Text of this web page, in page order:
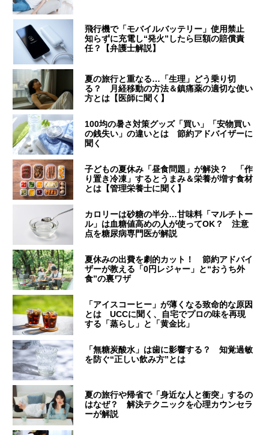
飛行機で「モバイルバッテリー」使用禁止
知らずに充電し“発火”したら巨額の賠償責
任？【弁護士解説】
夏の旅行と重なる…「生理」どう乗り切
る？ 月経移動の方法＆鎮痛薬の適切な使い
方とは【医師に聞く】
100均の暑さ対策グッズ「買い」「安物買い
の銭失い」の違いとは 節約アドバイザーに
聞く
子どもの夏休み「昼食問題」が解決？ 「作
り置き冷凍」するとうまみ＆栄養が増す食材
とは【管理栄養士に聞く】
カロリーは砂糖の半分…甘味料「マルチトー
ル」は血糖値高めの人が使ってOK？ 注意
点を糖尿病専門医が解説
夏休みの出費を劇的カット！ 節約アドバイ
ザーが教える「0円レジャー」と“おうち外
食”の裏ワザ
「アイスコーヒー」が薄くなる致命的な原因
とは UCCに聞く、自宅でプロの味を再現
する「蒸らし」と「黄金比」
「無糖炭酸水」は歯に影響する？ 知覚過敏
を防ぐ“正しい飲み方”とは
夏の旅行や帰省で「身近な人と衝突」するの
はなぜ？ 解決テクニックを心理カウンセラ
ーが解説